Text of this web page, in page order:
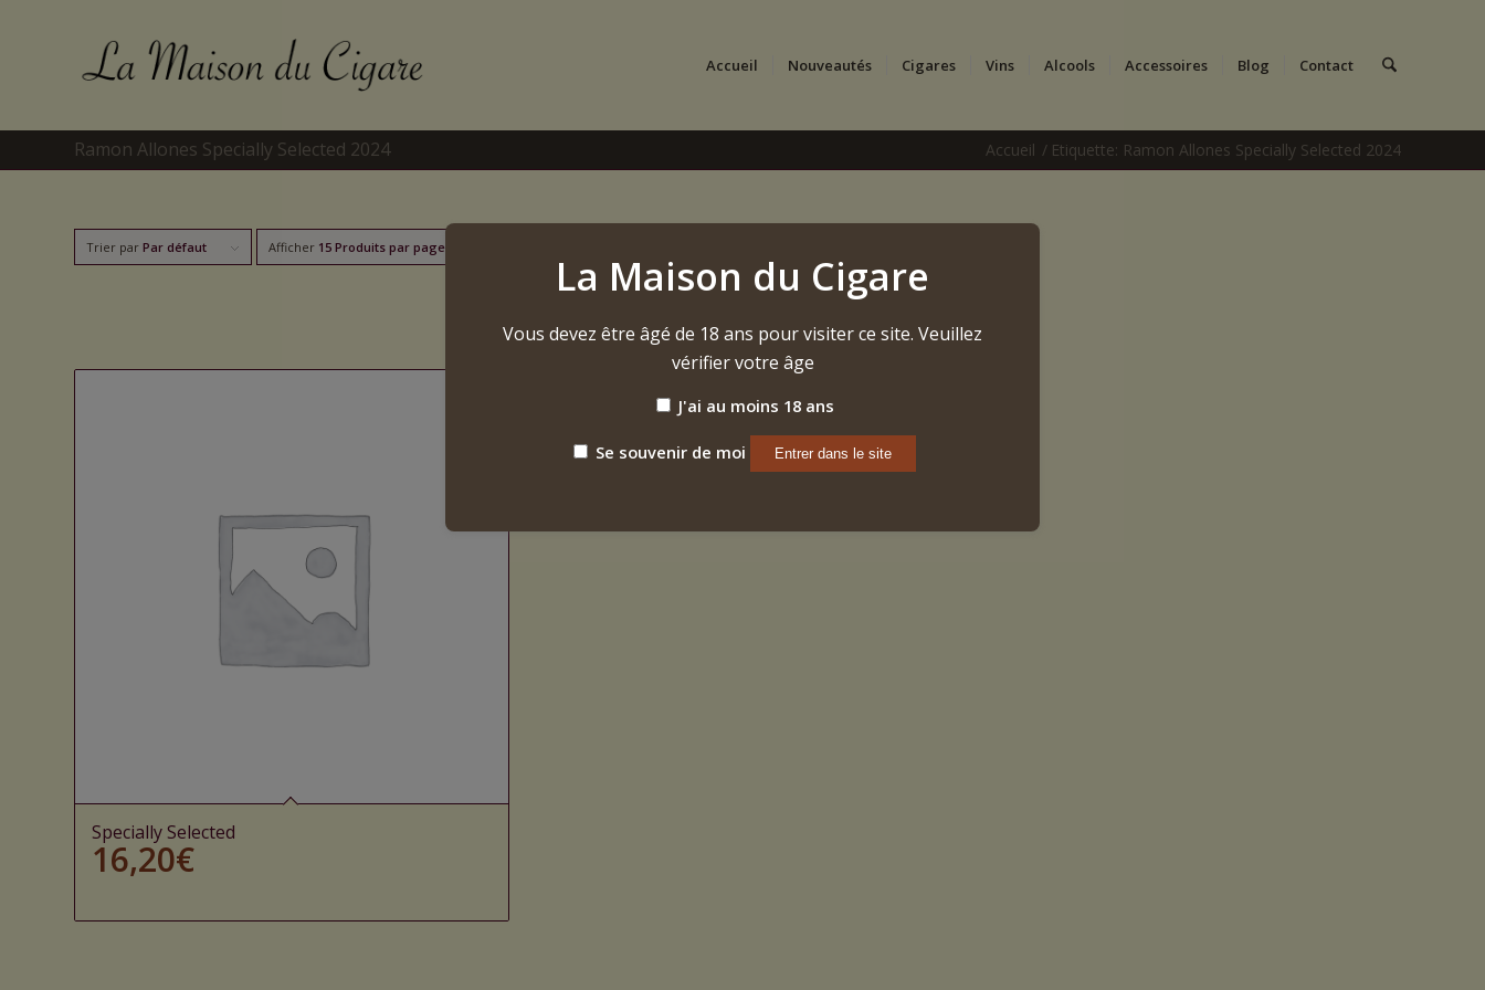
Accueil Nouveautés Cigares Vins Alcools Accessoires Blog Contact
Ramon Allones Specially Selected 2024 Accueil / Etiquette: Ramon Allones Specially Selected 2024
Trier par Par défaut Afficher 15 Produits par page
Specially Selected
16,20€
La Maison du Cigare
Vous devez être âgé de 18 ans pour visiter ce site. Veuillez
vérifier votre âge
J'ai au moins 18 ans
Se souvenir de moi